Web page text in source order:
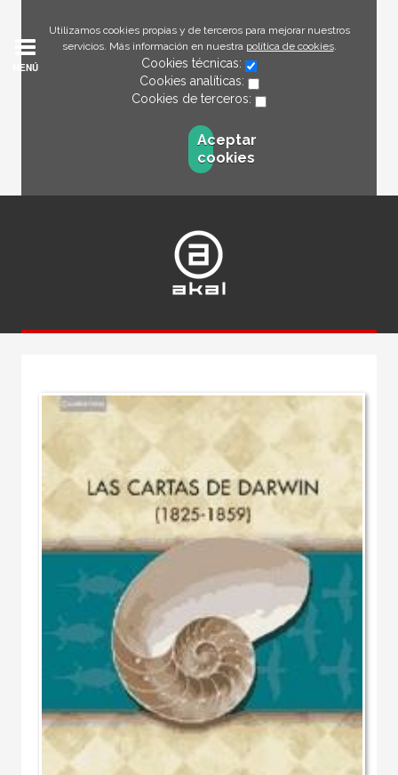
Utilizamos cookies propias y de terceros para mejorar nuestros
servicios. Más información en nuestra política de cookies.
Cookies técnicas:
Cookies analíticas:
Cookies de terceros:
Aceptar
cookies
MENÚ